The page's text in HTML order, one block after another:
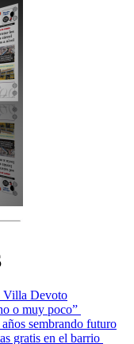
Villa Devoto
o muy poco”
sembrando futuro
gratis en el barrio